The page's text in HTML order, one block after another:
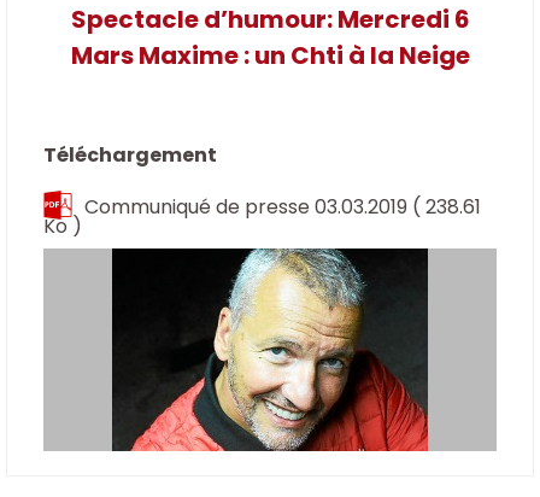
Spectacle d’humour: Mercredi 6
Mars Maxime : un Chti à la Neige
Téléchargement
Communiqué de presse 03.03.2019 ( 238.61
Ko )